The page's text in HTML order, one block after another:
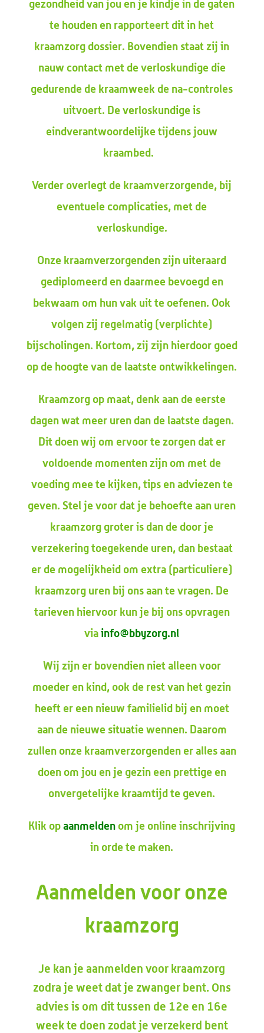
gezondheid van jou en je kindje in de gaten
te houden en rapporteert dit in het
kraamzorg dossier. Bovendien staat zij in
nauw contact met de verloskundige die
gedurende de kraamweek de na-controles
uitvoert. De verloskundige is
eindverantwoordelijke tijdens jouw
kraambed.
Verder overlegt de kraamverzorgende, bij
eventuele complicaties, met de
verloskundige.
Onze kraamverzorgenden zijn uiteraard
gediplomeerd en daarmee bevoegd en
bekwaam om hun vak uit te oefenen. Ook
volgen zij regelmatig (verplichte)
bijscholingen. Kortom, zij zijn hierdoor goed
op de hoogte van de laatste ontwikkelingen.
Kraamzorg op maat, denk aan de eerste
dagen wat meer uren dan de laatste dagen.
Dit doen wij om ervoor te zorgen dat er
voldoende momenten zijn om met de
voeding mee te kijken, tips en adviezen te
geven. Stel je voor dat je behoefte aan uren
kraamzorg groter is dan de door je
verzekering toegekende uren, dan bestaat
er de mogelijkheid om extra (particuliere)
kraamzorg uren bij ons aan te vragen. De
tarieven hiervoor kun je bij ons opvragen
viainfo@bbyzorg.nl
Wij zijn er bovendien niet alleen voor
moeder en kind, ook de rest van het gezin
heeft er een nieuw familielid bij en moet
aan de nieuwe situatie wennen. Daarom
zullen onze kraamverzorgenden er alles aan
doen om jou en je gezin een prettige en
onvergetelijke kraamtijd te geven.
Klik opaanmelden om je online inschrijving
in orde te maken.
Aanmelden voor onze
kraamzorg
Je kan je aanmelden voor kraamzorg
zodra je weet dat je zwanger bent. Ons
advies is om dit tussen de 12e en 16e
week te doen zodat je verzekerd bent